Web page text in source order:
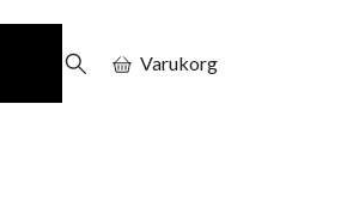
Varukorg